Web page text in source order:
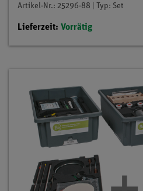
Artikel-Nr.: 25296-88 | Typ: Set
Lieferzeit: Vorrätig